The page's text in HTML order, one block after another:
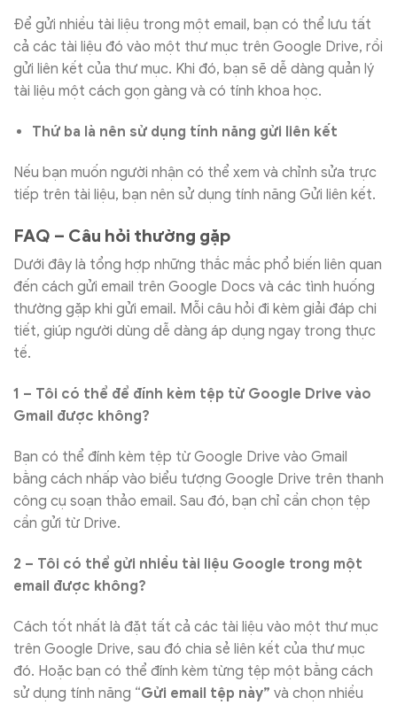
Để gửi nhiều tài liệu trong một email, bạn có thể lưu tất
cả các tài liệu đó vào một thư mục trên Google Drive, rồi
gửi liên kết của thư mục. Khi đó, bạn sẽ dễ dàng quản lý
tài liệu một cách gọn gàng và có tính khoa học.
Thứ ba là nên sử dụng tính năng gửi liên kết
Nếu bạn muốn người nhận có thể xem và chỉnh sửa trực
tiếp trên tài liệu, bạn nên sử dụng tính năng Gửi liên kết.
FAQ – Câu hỏi thường gặp
Dưới đây là tổng hợp những thắc mắc phổ biến liên quan
đến cách gửi email trên Google Docs và các tình huống
thường gặp khi gửi email. Mỗi câu hỏi đi kèm giải đáp chi
tiết, giúp người dùng dễ dàng áp dụng ngay trong thực
tế.
1 – Tôi có thể để đính kèm tệp từ Google Drive vào
Gmail được không?
Bạn có thể đính kèm tệp từ Google Drive vào Gmail
bằng cách nhấp vào biểu tượng Google Drive trên thanh
công cụ soạn thảo email. Sau đó, bạn chỉ cần chọn tệp
cần gửi từ Drive.
2 – Tôi có thể gửi nhiều tài liệu Google trong một
email được không?
Cách tốt nhất là đặt tất cả các tài liệu vào một thư mục
trên Google Drive, sau đó chia sẻ liên kết của thư mục
đó. Hoặc bạn có thể đính kèm từng tệp một bằng cách
sử dụng tính năng “Gửi email tệp này” và chọn nhiều